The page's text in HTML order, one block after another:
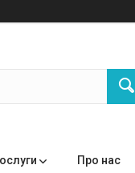
Про нас